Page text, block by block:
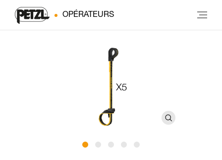
OPÉRATEURS